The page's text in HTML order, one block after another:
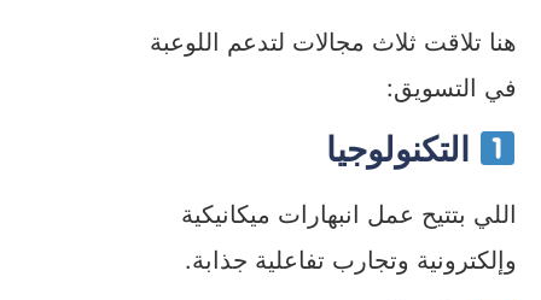
هنا تلاقت ثلاث مجالات لتدعم اللوعبة
في التسويق:
التكنولوجيا
اللي بتتيح عمل انبهارات ميكانيكية
وإلكترونية وتجارب تفاعلية جذابة.